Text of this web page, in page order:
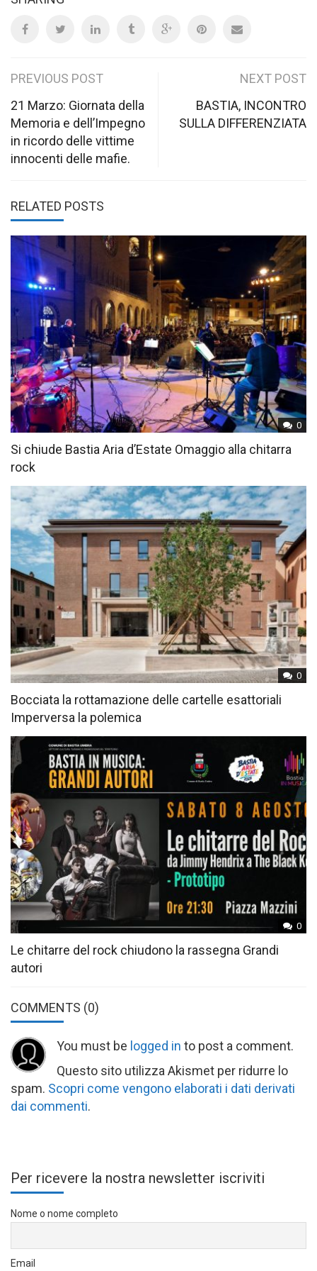
Post
navigation
PREVIOUS POST
21 Marzo: Giornata della
Memoria e dell’Impegno
in ricordo delle vittime
innocenti delle mafie.
NEXT POST
BASTIA, INCONTRO
SULLA DIFFERENZIATA
RELATED POSTS
0
Si chiude Bastia Aria d’Estate Omaggio alla chitarra
rock
0
Bocciata la rottamazione delle cartelle esattoriali
Imperversa la polemica
0
Le chitarre del rock chiudono la rassegna Grandi
autori
COMMENTS (0)
You must be logged in to post a comment.
Questo sito utilizza Akismet per ridurre lo
spam. Scopri come vengono elaborati i dati derivati
dai commenti.
Per ricevere la nostra newsletter iscriviti
Nome o nome completo
Email